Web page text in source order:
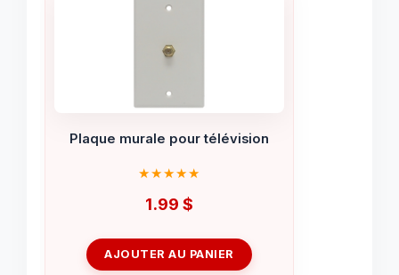
Plaque murale pour télévision
1.99 $
AJOUTER AU PANIER